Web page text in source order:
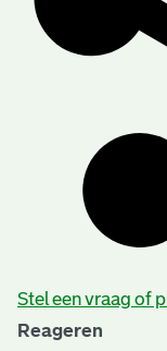
Stel een vraag of
Reageren